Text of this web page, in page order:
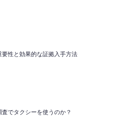
要性と効果的な証拠入手方法
でタクシーを使うのか？